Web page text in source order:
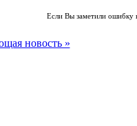
Если Вы заметили ошибку
новость »